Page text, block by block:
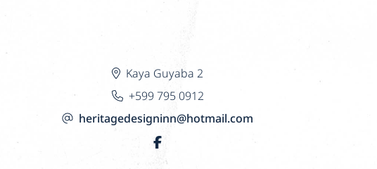
Kaya Guyaba 2
+599 795 0912
heritagedesigninn@hotmail.com